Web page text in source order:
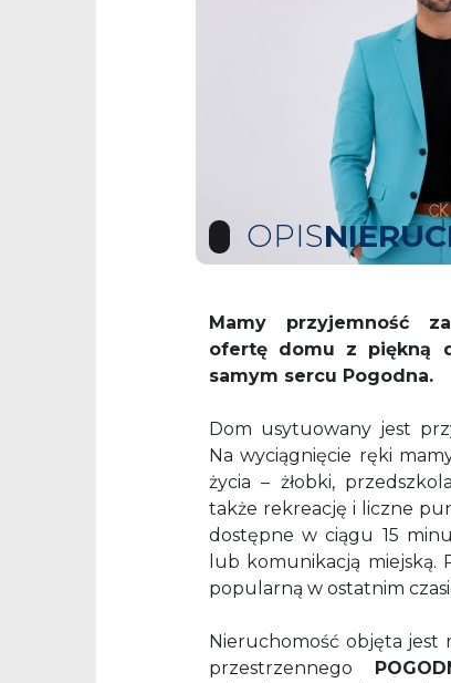
OPIS
Mamy przyjemność
ofertę domu z piękną
samym sercu Pogodna.
Dom usytuowany jest
Na wyciągnięcie ręki
życia – żłobki,
także rekreację i liczne
dostępne w ciągu 15
lub komunikacją miejską.
popularną w ostatnim
Nieruchomość objęta jest
przestrzennego